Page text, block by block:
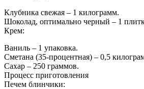
Клубника свежая – 1 килограмм.
Шоколад, оптимально черный – 1
Крем:
Ваниль – 1 упаковка.
Сметана (35-процентная) – 0,5
Сахар – 250 граммов.
Процесс приготовления
Печем блинчики: